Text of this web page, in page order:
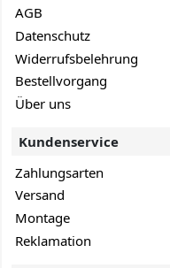
AGB
Datenschutz
Widerrufsbelehrung
Bestellvorgang
Über uns
Kundenservice
Zahlungsarten
Versand
Montage
Reklamation